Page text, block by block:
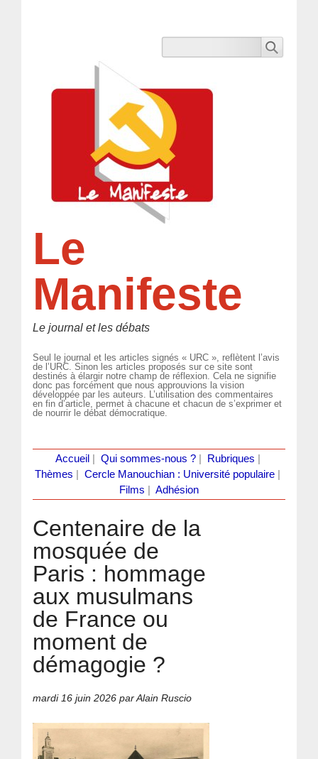
Le
Manifeste
Le journal et les débats
Seul le journal et les articles signés « URC », reflètent l’avis
de l’URC. Sinon les articles proposés sur ce site sont
destinés à élargir notre champ de réflexion. Cela ne signifie
donc pas forcément que nous approuvions la vision
développée par les auteurs. L’utilisation des commentaires
en fin d’article, permet à chacune et chacun de s’exprimer et
de nourrir le débat démocratique.
Accueil Qui sommes-nous ?| Rubriques
Thèmes
Cercle Manouchian : Université populaire
Films
Adhésion
Centenaire de la
mosquée de
Paris : hommage
aux musulmans
de France ou
moment de
démagogie ?
mardi 16 juin 2026 par Alain Ruscio